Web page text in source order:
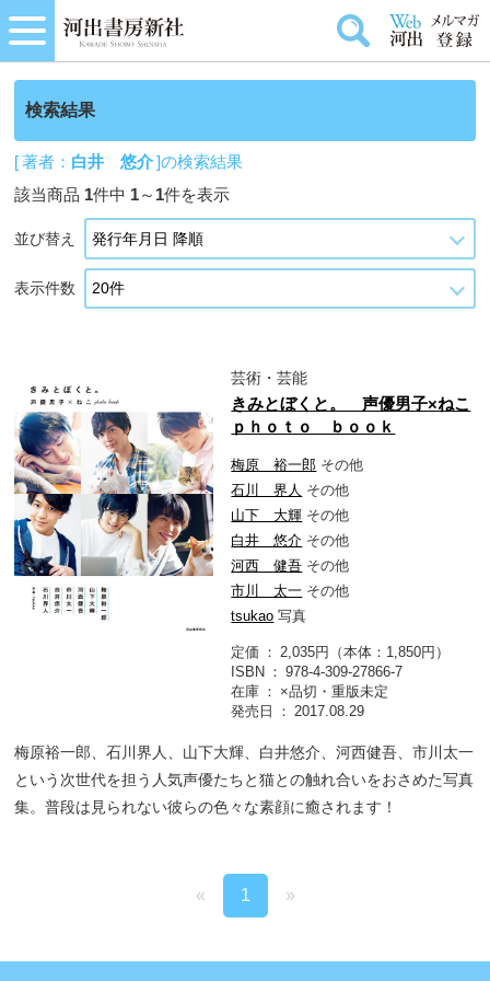
検索結果
[ 著者： 白井 悠介]の検索結果
該当商品 1件中 1～ 1件を表示
並び替え
表示件数
芸術・芸能
きみとぼくと。 声優男子×ねこ
ｐｈｏｔｏ ｂｏｏｋ
梅原 裕一郎 その他
石川 界人 その他
山下 大輝 その他
白井 悠介 その他
河西 健吾 その他
市川 太一 その他
tsukao 写真
定価
2,035円（本体：1,850円）
ISBN
978-4-309-27866-7
在庫
×品切・重版未定
発売日
2017.08.29
梅原裕一郎、石川界人、山下大輝、白井悠介、河西健吾、市川太一
という次世代を担う人気声優たちと猫との触れ合いをおさめた写真
集。普段は見られない彼らの色々な素顔に癒されます！
« 1 »